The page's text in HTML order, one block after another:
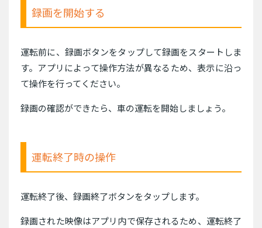
録画を開始する
運転前に、録画ボタンをタップして録画をスタートしま
す。アプリによって操作方法が異なるため、表示に沿っ
て操作を行ってください。
録画の確認ができたら、車の運転を開始しましょう。
運転終了時の操作
運転終了後、録画終了ボタンをタップします。
録画された映像はアプリ内で保存されるため、運転終了